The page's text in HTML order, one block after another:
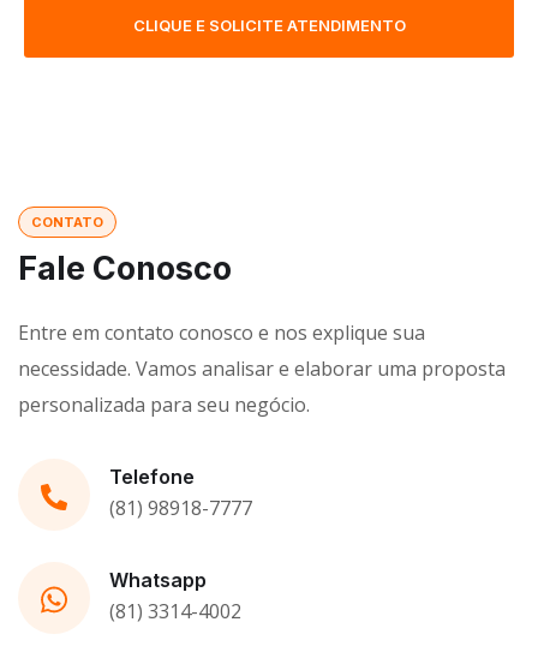
CLIQUE E SOLICITE ATENDIMENTO
CONTATO
Fale Conosco
Entre em contato conosco e nos explique sua
necessidade. Vamos analisar e elaborar uma proposta
personalizada para seu negócio.
Telefone
(81) 98918-7777
Whatsapp
(81) 3314-4002